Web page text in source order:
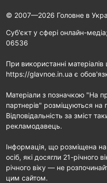
© 2007—2026 Головне в
Cуб'єкт у сфері онлайн-
06536
При використанні
https://glavnoe.in.ua є
Матеріали з позначкою "На
партнерів" розміщуються на
Відповідальність за зміст
рекламодавець.
Інформація, що розміщена
осіб, які досягли 21-річного
річного віку — не
цим сайтом.